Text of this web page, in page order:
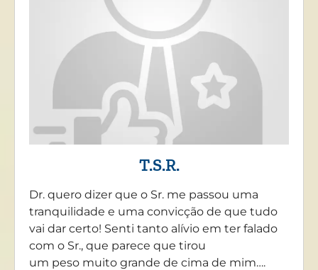
T.S.R.
Dr. quero dizer que o Sr. me passou uma
tranquilidade e uma convicção de que tudo
vai dar certo! Senti tanto alívio em ter falado
com o Sr., que parece que tirou
um peso muito grande de cima de mim….